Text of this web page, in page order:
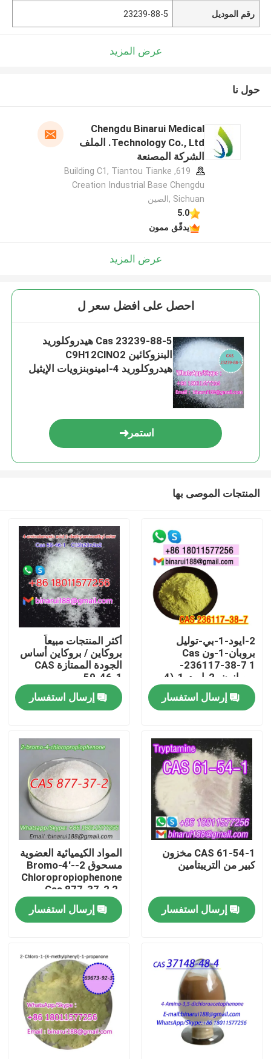
المنزل
المنتجات
فيديوهات
معلومات عنا
جولة في المعمل
رقابة جودة
المواد الخام الكيميائية اليومية
المواد الكيميائية غير العضوية المواد الخام
رقم الموديل 23239-88-5
عرض المزيد
حول نا
Chengdu Binarui Medical
Technology Co., Ltd. الملف
الشركة المصنعة
619, Building C1, Tiantou Tianke
Creation Industrial Base Chengdu
Sichuan ,الصين
5.0
يدقّق ممون
عرض المزيد
احصل على افضل سعر ل
Cas 23239-88-5 هيدروكلوريد
البنزوكائين C9H12ClNO2
هيدروكلوريد 4-امينوبنزويات الإيثيل
استمر
المنتجات الموصى بها
2-ايود-1-بي-توليل
بروبان-1-ون Cas
236117-38-7 1-
ميثيلفينيل) -
إرسال استفسار
أكثر المنتجات مبيعاً
بروكاين / بروكاين أساس
الجودة الممتازة CAS
59-46-1
إرسال استفسار
CAS 61-54-1 مخزون
كبير من التريبتامين
إرسال استفسار
المواد الكيميائية العضوية
مسحوق 2-Bromo-4'-
Chloropropiophenone
Cas 877-37-2 2-
Bromo-1-(4-
chlorophenyl)
propane-1-one
إرسال استفسار